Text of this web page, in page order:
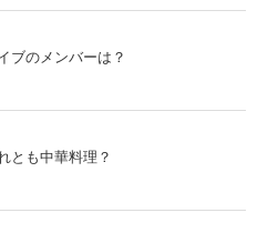
ブのメンバーは？
とも中華料理？